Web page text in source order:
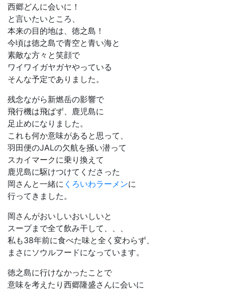
西郷どんに会いに！
と言いたいところ、
本来の目的地は、徳之島！
今頃は徳之島で青空と青い海と
素敵な方々と笑顔で
ワイワイガヤガヤやっている
そんな予定でありました。
残念ながら新燃岳の影響で
飛行機は飛ばず、鹿児島に
足止めになりました。
これも何か意味があると思って、
羽田便のJALの欠航を掻い潜って
スカイマークに乗り換えて
鹿児島に駆けつけてくださった
岡さんと一緒に くろいわラーメンに
行ってきました。
岡さんがおいしいおいしいと
スープまで全て飲み干して、、、
私も38年前に食べた味と全く変わらず、
まさにソウルフードになっています。
徳之島に行けなかったことで
意味を考えたり西郷隆盛さんに会いに